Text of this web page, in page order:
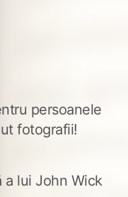
persoanele
fotografii!
a lui John Wick